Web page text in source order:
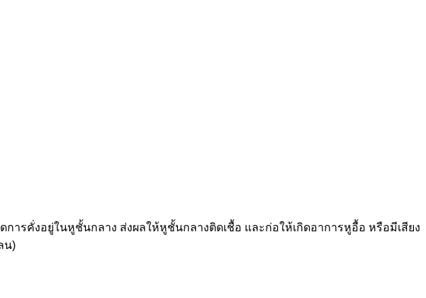
ารคั่งอยู่ในหูชั้นกลาง ส่งผลให้หูชั้นกลางติดเชื้อ และก่อให้เกิดอาการหูอื้อ หรือมีเสียง
น)